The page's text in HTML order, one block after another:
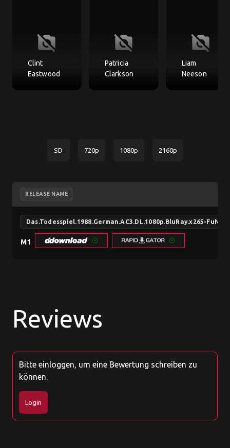
no_photography
Clint
Eastwood
no_photography
Patricia
Clarkson
no_photography
Liam
Neeson
SD 720p 1080p 2160p
RELEASE NAME
Das.Todesspiel.1988.German.AC3.DL.1080p.BluRay.x265-FuN
M1
Reviews
Bitte einloggen, um eine Bewertung schreiben zu
können.
Login